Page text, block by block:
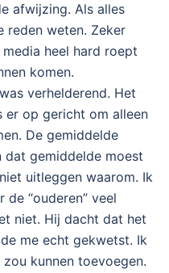
afwijzing. Als alles
reden weten. Zeker
heel hard roept
komen.
verhelderend. Het
er op gericht om alleen
De gemiddelde
gemiddelde moest
uitleggen waarom. Ik
“ouderen” veel
niet. Hij dacht dat het
me echt gekwetst. Ik
kunnen toevoegen.